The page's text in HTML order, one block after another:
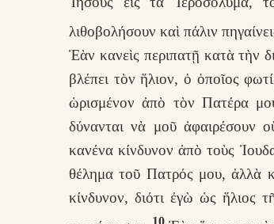
λιθοβολήσουν καὶ πάλιν
Ἐὰν κανεὶς περιπατῇ κατὰ τὴν
βλέπει τὸν ἥλιον, ὁ ὁποῖος
ὡρισμένον ἀπὸ τὸν Πατέρα
δύνανται νὰ μοῦ ἀφαιρέσουν
κανένα κίνδυνον ἀπὸ τοὺς
θέλημα τοῦ Πατρός μου, ἀλλὰ
κίνδυνον, διότι ἐγὼ ὡς ἥλιος
10